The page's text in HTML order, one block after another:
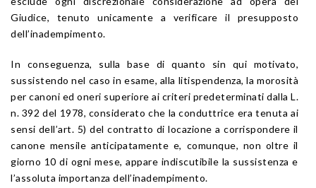
Giudice, tenuto unicamente a verificare il presupposto
dell’inadempimento.
In conseguenza, sulla base di quanto sin qui motivato,
sussistendo nel caso in esame, alla litispendenza, la morosità
per canoni ed oneri superiore ai criteri predeterminati dalla L.
n. 392 del 1978, considerato che la conduttrice era tenuta ai
sensi dell’art. 5) del contratto di locazione a corrispondere il
canone mensile anticipatamente e, comunque, non oltre il
giorno 10 di ogni mese, appare indiscutibile la sussistenza e
l’assoluta importanza dell’inadempimento.